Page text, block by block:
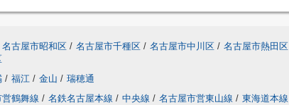
名古屋市昭和区 / 名古屋市千種区 / 名古屋市中川区 / 名古屋市熱田区
/ 福江 / 金山 / 瑞穂通
鶴舞線 / 名鉄名古屋本線 / 中央線 / 名古屋市営東山線 / 東海道本線